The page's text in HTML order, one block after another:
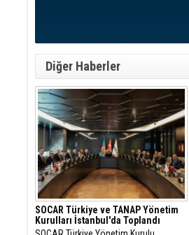
Diğer Haberler
SOCAR Türkiye ve TANAP Yönetim
Kurulları İstanbul'da Toplandı